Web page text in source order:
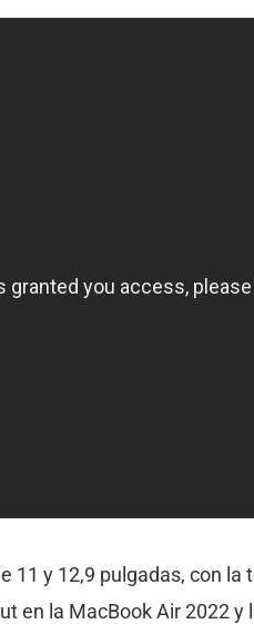
11 y 12,9 pulgadas, con la
en la MacBook Air 2022 y